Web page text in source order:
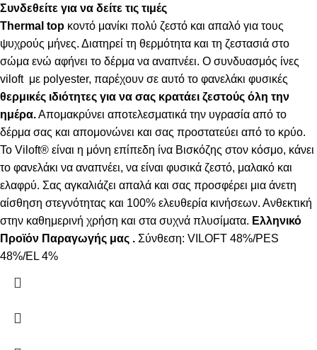
Συνδεθείτε για να δείτε τις τιμές
Thermal top κοντό μανίκι πολύ ζεστό και απαλό για τους
ψυχρούς μήνες. Διατηρεί τη θερμότητα και τη ζεστασιά στο
σώμα ενώ αφήνει το δέρμα να αναπνέει. Ο συνδυασμός ίνες
viloft με polyester, παρέχουν σε αυτό το φανελάκι φυσικές
θερμικές ιδιότητες για να σας κρατάει ζεστούς όλη την
ημέρα.Απομακρύνει αποτελεσματικά την υγρασία από το
δέρμα σας και απομονώνει και σας προστατεύει από το κρύο.
Το Viloft® είναι η μόνη επίπεδη ίνα Βισκόζης στον κόσμο, κάνει
το φανελάκι να αναπνέει, να είναι φυσικά ζεστό, μαλακό και
ελαφρύ. Σας αγκαλιάζει απαλά και σας προσφέρει μια άνετη
αίσθηση στεγνότητας και 100% ελευθερία κινήσεων. Ανθεκτική
στην καθημερινή χρήση και στα συχνά πλυσίματα. Ελληνικό
Προϊόν Παραγωγής μας . Σύνθεση: VILOFT 48%/PES
48%/EL 4%